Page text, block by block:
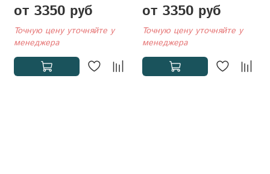
от 3350 руб
Точную цену уточняйте у
менеджера
от 3350 руб
Точную цену уточняйте у
менеджера